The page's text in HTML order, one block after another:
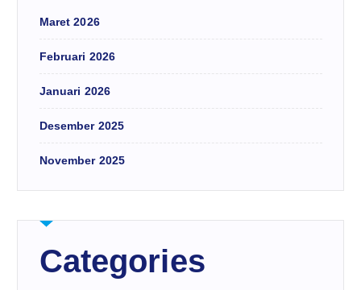
Maret 2026
Februari 2026
Januari 2026
Desember 2025
November 2025
Categories